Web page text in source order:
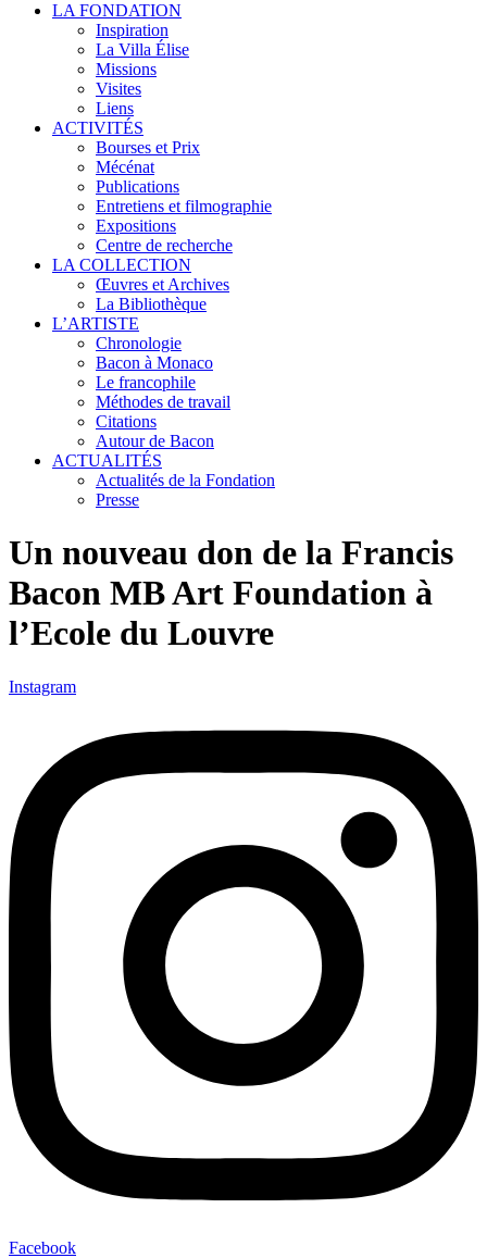
LA FONDATION
Inspiration
La Villa Élise
Missions
Visites
Liens
ACTIVITÉS
Bourses et Prix
Mécénat
Publications
Entretiens et filmographie
Expositions
Centre de recherche
LA COLLECTION
Œuvres et Archives
La Bibliothèque
L’ARTISTE
Chronologie
Bacon à Monaco
Le francophile
Méthodes de travail
Citations
Autour de Bacon
ACTUALITÉS
Actualités de la Fondation
Presse
Un nouveau don de la Francis
Bacon MB Art Foundation à
l’Ecole du Louvre
Instagram
Facebook